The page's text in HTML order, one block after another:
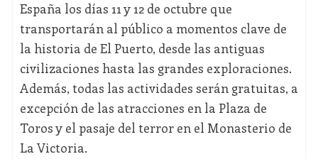
España los días 11 y 12 de octubre que
transportarán al público a momentos clave de
la historia de El Puerto, desde las antiguas
civilizaciones hasta las grandes exploraciones.
Además, todas las actividades serán gratuitas, a
excepción de las atracciones en la Plaza de
Toros y el pasaje del terror en el Monasterio de
La Victoria.